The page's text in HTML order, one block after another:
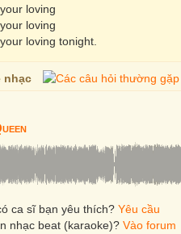
loving
loving
loving tonight.
nhạc
ca sĩ bạn yêu thích? Yêu cầu
nhạc beat (karaoke)? Vào forum